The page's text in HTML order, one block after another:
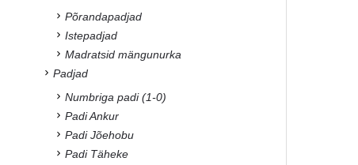
Põrandapadjad
Istepadjad
Madratsid mängunurka
Padjad
Numbriga padi (1-0)
Padi Ankur
Padi Jõehobu
Padi Täheke